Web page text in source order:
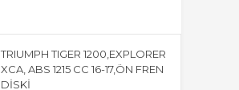
TRIUMPH TIGER 1200,EXPLORER
XCA, ABS 1215 CC 16-17,ÖN FREN
DİSKİ